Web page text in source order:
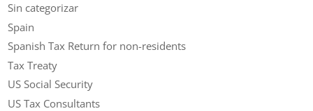
Sin categorizar
Spain
Spanish Tax Return for non-residents
Tax Treaty
US Social Security
US Tax Consultants